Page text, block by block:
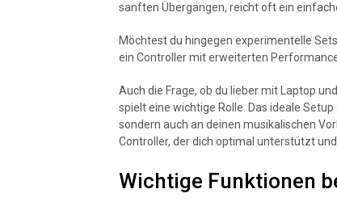
sanften Übergängen, reicht oft ein
Möchtest du hingegen experimentelle
ein Controller mit erweiterten
Auch die Frage, ob du lieber mit Laptop
spielt eine wichtige Rolle. Das ideale
sondern auch an deinen musikalischen
Controller, der dich optimal unterstützt
Wichtige Funktionen